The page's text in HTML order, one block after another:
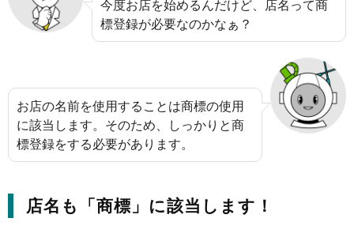
今度お店を始めるんだけど、店名って商
標登録が必要なのかなぁ？
お店の名前を使用することは商標の使用
に該当します。そのため、しっかりと商
標登録をする必要があります。
店名も「商標」に該当します！